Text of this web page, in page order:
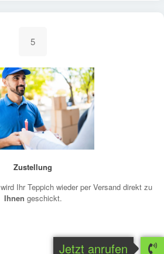
5
Zustellung
wird Ihr Teppich wieder per Versand direkt zu
Ihnen geschickt.
Jetzt anrufen